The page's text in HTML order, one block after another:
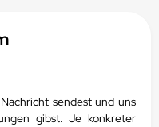
sendest und uns
gibst.Je konkreter